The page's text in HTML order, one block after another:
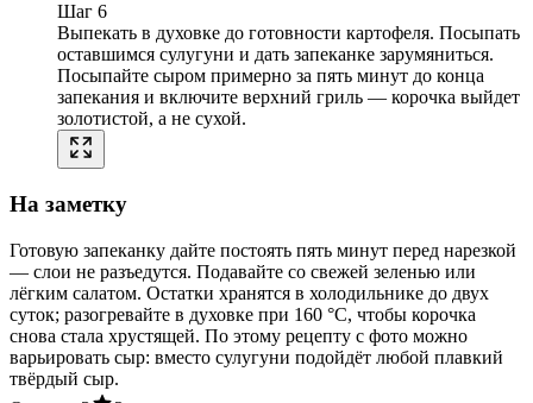
Шаг 6
Выпекать в духовке до готовности картофеля. Посыпать
оставшимся сулугуни и дать запеканке зарумяниться.
Посыпайте сыром примерно за пять минут до конца
запекания и включите верхний гриль — корочка выйдет
золотистой, а не сухой.
На заметку
Готовую запеканку дайте постоять пять минут перед нарезкой
— слои не разъедутся. Подавайте со свежей зеленью или
лёгким салатом. Остатки хранятся в холодильнике до двух
суток; разогревайте в духовке при 160 °C, чтобы корочка
снова стала хрустящей. По этому рецепту с фото можно
варьировать сыр: вместо сулугуни подойдёт любой плавкий
твёрдый сыр.